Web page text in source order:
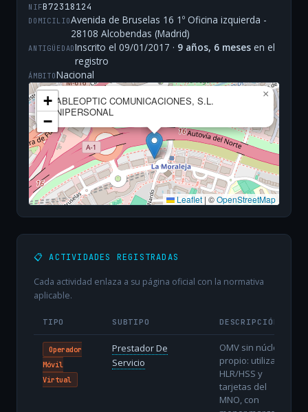
NIFB72318124
DOMICILIOAvenida de Bruselas 16 1º Oficina izquierda -
28108 Alcobendas (Madrid)
ANTIGÜEDADInscrito el 09/01/2017 · 9 años, 6 meses en el
registro
ÁMBITONacional
CABLEOPTIC COMUNICACIONES, S.L.
UNIPERSONAL
×
+
−
Leaflet | ©OpenStreetMap
📋 ACTIVIDADES REGISTRADAS
Cada actividad enlaza a su página oficial con la normativa
aplicable.
TIPO SUBTIPO DESCRIPCIÓN
Operador
Móvil
Virtual
Prestador De
Servicio
OMV sin núcleo
propio: utiliza
HLR/HSS y
tarjetas del
MNO, con